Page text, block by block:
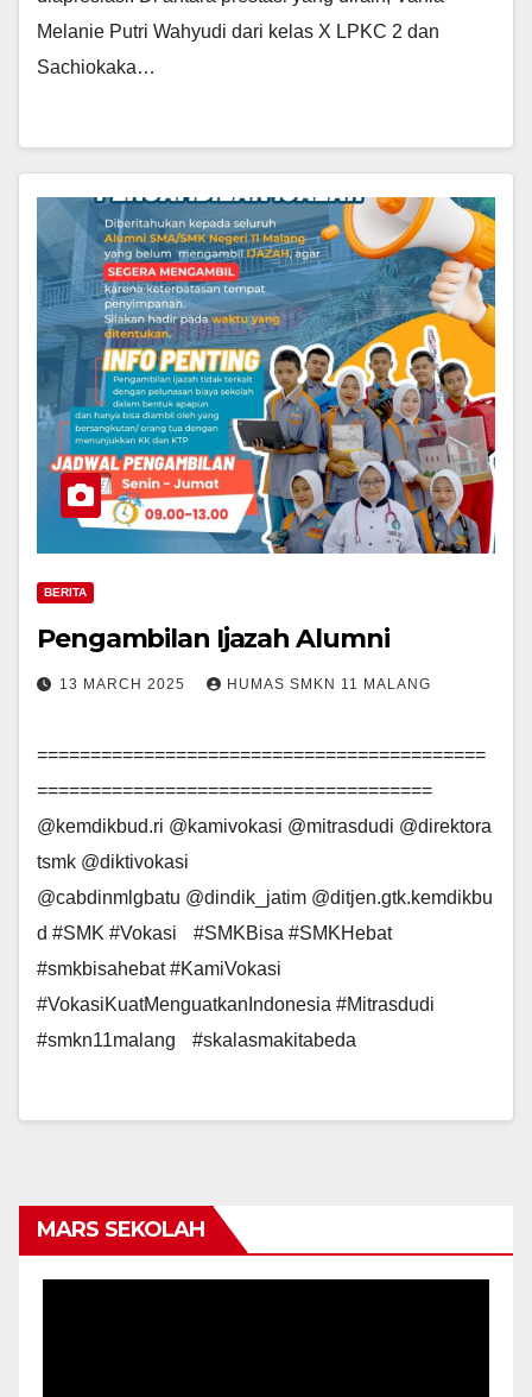
Melanie Putri Wahyudi dari kelas X LPKC 2 dan
Sachiokaka…
BERITA
Pengambilan Ijazah Alumni
13 MARCH 2025 HUMAS SMKN 11 MALANG
==========================================
=====================================
@kemdikbud.ri @kamivokasi @mitrasdudi @direktora
tsmk @diktivokasi
@cabdinmlgbatu @dindik_jatim @ditjen.gtk.kemdikbu
d #SMK #Vokasi #SMKBisa #SMKHebat
#smkbisahebat #KamiVokasi
#VokasiKuatMenguatkanIndonesia #Mitrasdudi
#smkn11malang #skalasmakitabeda
MARS SEKOLAH